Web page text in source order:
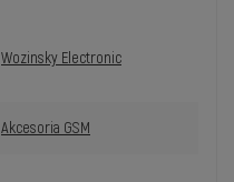
Wozinsky Electronic
Akcesoria GSM